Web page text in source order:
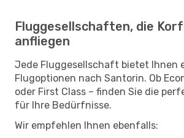
Fluggesellschaften, die
anfliegen
Jede Fluggesellschaft bietet Ihnen
Flugoptionen nach Santorin. Ob
oder First Class – finden Sie die
für Ihre Bedürfnisse.
Wir empfehlen Ihnen ebenfalls: